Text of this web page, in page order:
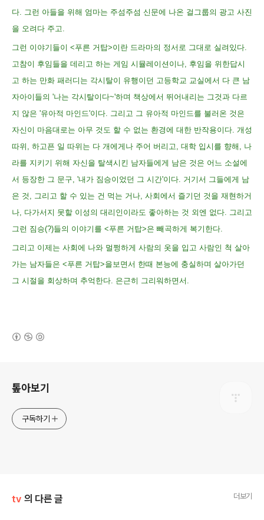
다. 그런 아들을 위해 엄마는 주섬주섬 신문에 나온 걸그룹의 광고 사진
을 오려다 주고.
그런 이야기들이 <푸른 거탑>이란 드라마의 정서로 그대로 실려있다.
고참이 후임들을 데리고 하는 게임 시뮬레이션이나, 후임을 위한답시
고 하는 만화 패러디는 각시탈이 유행이던 고등학교 교실에서 다 큰 남
자아이들의 '나는 각시탈이다~'하며 책상에서 뛰어내리는 그것과 다르
지 않은 '유아적 마인드'이다. 그리고 그 유아적 마인드를 불러온 것은
자신이 마음대로는 아무 것도 할 수 없는 환경에 대한 반작용이다. 개성
따위, 하고픈 일 따위는 다 개에게나 주어 버리고, 대학 입시를 향해, 나
라를 지키기 위해 자신을 탈색시킨 남자들에게 남은 것은 어느 소설에
서 등장한 그 문구, '내가 짐승이었던 그 시간'이다. 거기서 그들에게 남
은 것, 그리고 할 수 있는 건 먹는 거나, 사회에서 즐기던 것을 재현하거
나, 다가서지 못할 이성의 대리인이라도 좋아하는 것 외엔 없다. 그리고
그런 짐승(?)들의 이야기를 <푸른 거탑>은 빼곡하게 복기한다.
그리고 이제는 사회에 나와 멀쩡하게 사람의 옷을 입고 사람인 척 살아
가는 남자들은 <푸른 거탑>을보면서 한때 본능에 충실하며 살아가던
그 시절을 회상하며 추억한다. 은근히 그리워하면서.
톺아보기
구독하기
tv 의 다른 글 더보기